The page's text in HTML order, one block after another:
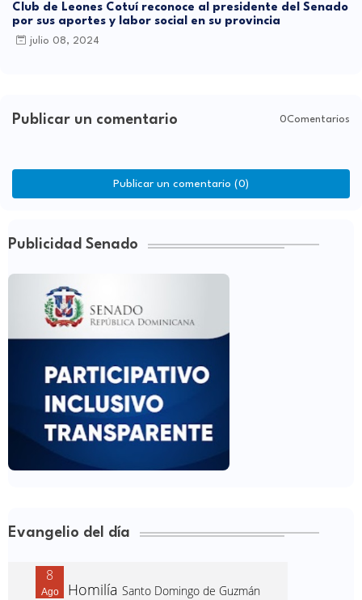
Club de Leones Cotuí reconoce al presidente del Senado
por sus aportes y labor social en su provincia
julio 08, 2024
Publicar un comentario 0Comentarios
Publicar un comentario (0)
Publicidad Senado
Evangelio del día